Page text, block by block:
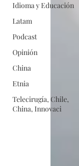
Idioma y Educación
Latam
Podcast
Opinión
China
Etnia
Telecirugía, Chile,
China, Innovaci